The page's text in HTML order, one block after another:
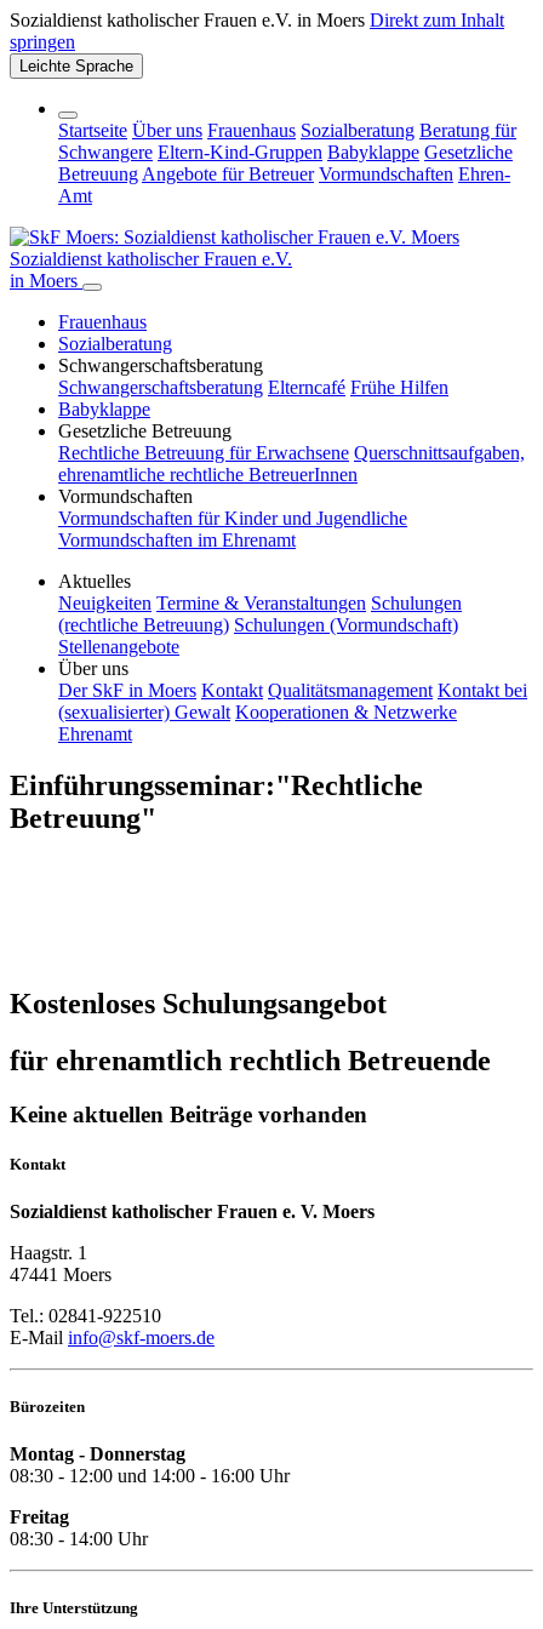
Sozialdienst katholischer Frauen e.V. in Moers Direkt zum Inhalt
springen
Leichte Sprache
Startseite Über uns Frauenhaus Sozialberatung Beratung für
Schwangere Eltern-Kind-Gruppen Babyklappe Gesetzliche
Betreuung Angebote für Betreuer Vormundschaften Ehren-
Amt
Sozialdienst katholischer Frauen e.V.
in Moers
Frauenhaus
Sozialberatung
Schwangerschafts­beratung
Schwangerschafts­beratung Elterncafé Frühe Hilfen
Babyklappe
Gesetzliche Betreuung
Rechtliche Betreuung für Erwachsene Querschnittsaufgaben,
ehrenamtliche rechtliche BetreuerInnen
Vormundschaften
Vormundschaften für Kinder und Jugendliche
Vormundschaften im Ehrenamt
Aktuelles
Neuigkeiten Termine & Veranstaltungen Schulungen
(rechtliche Betreuung) Schulungen (Vormundschaft)
Stellenangebote
Über uns
Der SkF in Moers Kontakt Qualitätsmanagement Kontakt bei
(sexualisierter) Gewalt Kooperationen & Netzwerke
Ehrenamt
Einführungsseminar:"Rechtliche
Betreuung"
Kostenloses Schulungsangebot
für ehrenamtlich rechtlich Betreuende
Keine aktuellen Beiträge vorhanden
Kontakt
Sozialdienst katholischer Frauen e. V. Moers
Haagstr. 1
47441 Moers
Tel.: 02841-922510
E-Mail info@skf-moers.de
Bürozeiten
Montag - Donnerstag
08:30 - 12:00 und 14:00 - 16:00 Uhr
Freitag
08:30 - 14:00 Uhr
Ihre Unterstützung